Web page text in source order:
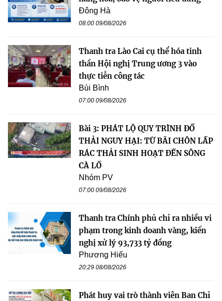
Đông Hà
08:00 09/08/2026
Thanh tra Lào Cai cụ thể hóa tinh
thần Hội nghị Trung ương 3 vào
thực tiễn công tác
Bùi Bình
07:00 09/08/2026
Bài 3: PHÁT LỘ QUY TRÌNH ĐỔ
THẢI NGUY HẠI: TỪ BÃI CHÔN LẤP
RÁC THẢI SINH HOẠT ĐẾN SÔNG
CÀ LỒ
Nhóm PV
07:00 09/08/2026
Thanh tra Chính phủ chỉ ra nhiều vi
phạm trong kinh doanh vàng, kiến
nghị xử lý 93,733 tỷ đồng
Phương Hiếu
20:29 08/08/2026
Phát huy vai trò thành viên Ban Chỉ